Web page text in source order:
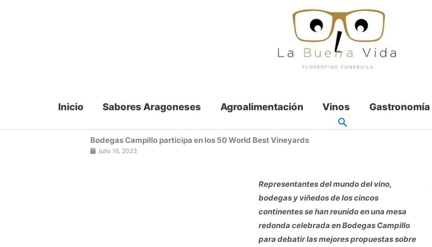
Inicio Sabores Aragoneses Agroalimentación Vinos Gastronomía
Bodegas Campillo participa en los 50 World Best Vineyards
julio 16, 2023
Representantes del mundo del vino,
bodegas y viñedos de los cincos
continentes se han reunido en una mesa
redonda celebrada en Bodegas Campillo
para debatir las mejores propuestas sobre